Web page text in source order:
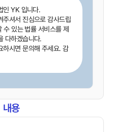
인 YK 입니다.
주셔서 진심으로 감사드립
수 있는 법률 서비스를 제
다하겠습니다.
하시면 문의해 주세요. 감
내용